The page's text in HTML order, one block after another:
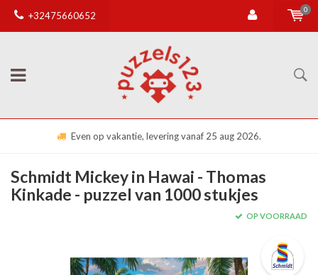
+32475660652
0
Even op vakantie, levering vanaf 25 aug 2026.
Schmidt Mickey in Hawai - Thomas
Kinkade - puzzel van 1000 stukjes
OP VOORRAAD